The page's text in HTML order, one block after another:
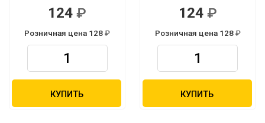
124
Розничная цена 128
КУПИТЬ
124
Розничная цена 128
КУПИТЬ